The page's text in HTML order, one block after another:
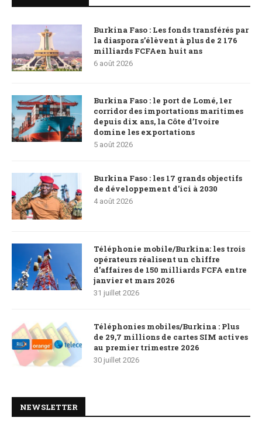
Burkina Faso : Les fonds transférés par
la diaspora s’élèvent à plus de 2 176
milliards FCFAen huit ans
6 août 2026
Burkina Faso : le port de Lomé, 1er
corridor des importations maritimes
depuis dix ans, la Côte d’Ivoire
domine les exportations
5 août 2026
Burkina Faso : les 17 grands objectifs
de développement d’ici à 2030
4 août 2026
Téléphonie mobile/Burkina: les trois
opérateurs réalisent un chiffre
d’affaires de 150 milliards FCFA entre
janvier et mars 2026
31 juillet 2026
Téléphonies mobiles/Burkina : Plus
de 29,7 millions de cartes SIM actives
au premier trimestre 2026
30 juillet 2026
NEWSLETTER